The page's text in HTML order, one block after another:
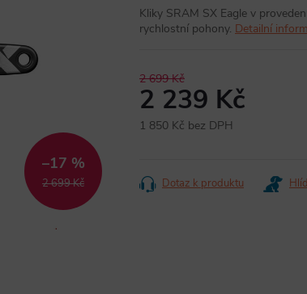
2 699 Kč
–17 %
Kliky SRAM SX Eagle v
rychlostní pohony. Detailní
2 699 Kč
2 239 Kč
1 850 Kč bez DPH
Dotaz k produktu